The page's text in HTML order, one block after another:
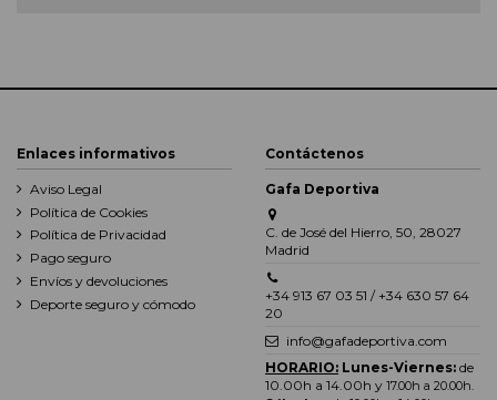
Enlaces informativos
Aviso Legal
Política de Cookies
Política de Privacidad
Pago seguro
Envíos y devoluciones
Deporte seguro y cómodo
Contáctenos
Gafa Deportiva
C. de José del Hierro, 50, 28027
Madrid
+34 913 67 03 51 / +34 630 57 64
20
info@gafadeportiva.com
HORARIO: Lunes-Viernes: de
10.00h a 14.00h y 17.00h a 20.00h.